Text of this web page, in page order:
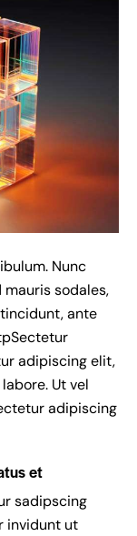
Nunc
mauris sodales,
ante
adipiscing elit,
Ut vel
adipiscing
et
sadipscing
invidunt ut